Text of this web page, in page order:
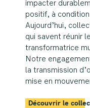
impacter
positif, à
Aujourd’hui,
qui savent réunir
transformatrice
Notre
la transmission
mise en
Découvrir le